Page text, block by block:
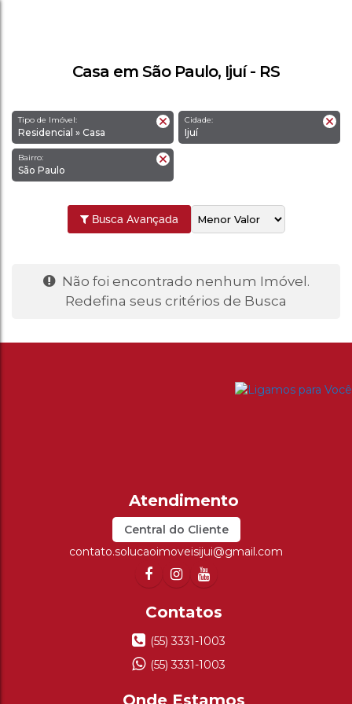
Casa em São Paulo, Ijuí - RS
Tipo de Imóvel:
Residencial » Casa
Cidade:
Ijuí
Bairro:
São Paulo
Busca Avançada
Não foi encontrado nenhum Imóvel.
Redefina seus critérios de Busca
Central do Cliente
contato.solucaoimoveisijui@gmail.com
(55) 3331-1003
(55) 3331-1003